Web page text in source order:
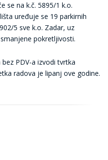
se na k.č. 5895/1 k.o.
uređuje se 19 parkirnih
5 sve k.o. Zadar, uz
pokretljivosti.
PDV-a izvodi tvrtka
radova je lipanj ove godine.